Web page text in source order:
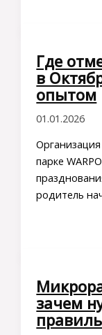
Где
в
опытом
01.01.2026
парке
родитель
зачем